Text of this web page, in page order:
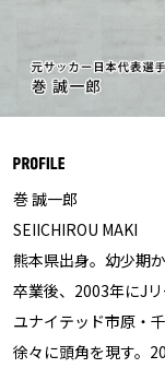
巻 誠一郎
SEIICHIROU MAKI
熊本県出身。幼少期
卒業後、2003年にJ
ユナイテッド市原・
徐々に頭角を現す。